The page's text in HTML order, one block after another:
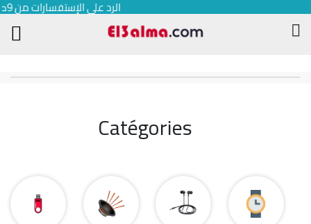
الرد على الإستفسارات من 9صباحا
Catégories